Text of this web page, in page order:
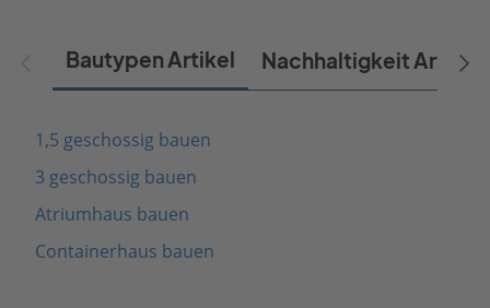
Bautypen Artikel Nachhaltigkeit Artikel
1,5 geschossig bauen
3 geschossig bauen
Atriumhaus bauen
Containerhaus bauen